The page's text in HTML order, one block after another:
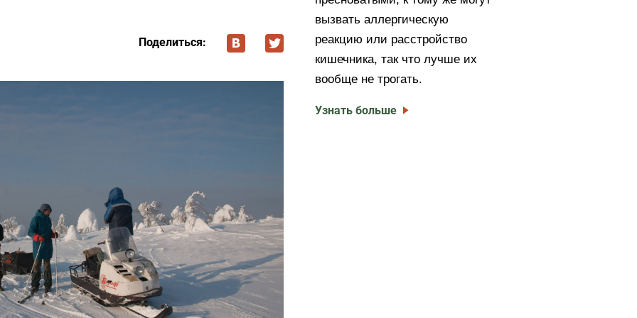
Поделиться:
вызвать аллергическую
реакцию или расстройство
кишечника, так что лучше их
вообще не трогать.
Узнать больше